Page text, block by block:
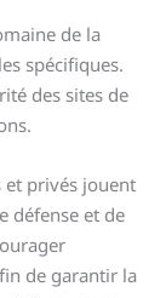
de la
spécifiques.
des sites de
et privés jouent
défense et de
de garantir la